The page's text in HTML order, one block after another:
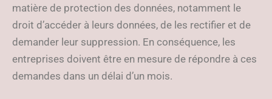
matière de protection des données, notamment le
droit d’accéder à leurs données, de les rectifier et de
demander leur suppression. En conséquence, les
entreprises doivent être en mesure de répondre à ces
demandes dans un délai d’un mois.